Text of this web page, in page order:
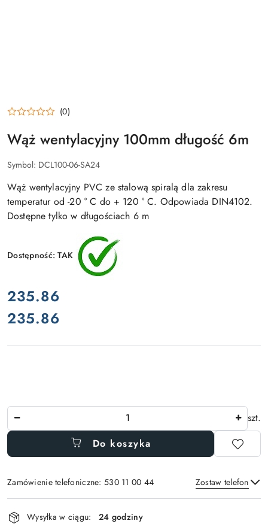
(0)
Wąż wentylacyjny 100mm długość 6m
Symbol: DCL100-06-SA24
Wąż wentylacyjny PVC ze stalową spiralą dla zakresu
temperatur od -20 ° C do + 120 ° C. Odpowiada DIN4102.
Dostępne tylko w długościach 6 m
Dostępność:TAK
cena:
235.86
Cena:
235.86
Ilość
szt.
Do koszyka
Zamówienie telefoniczne: 530 11 00 44 Zostaw telefon
Dostępność
Wysyłka w ciągu:
24 godziny